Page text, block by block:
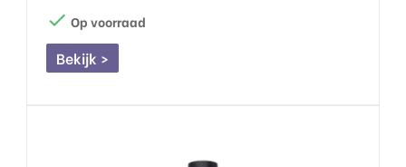
 Op voorraad
Bekijk >